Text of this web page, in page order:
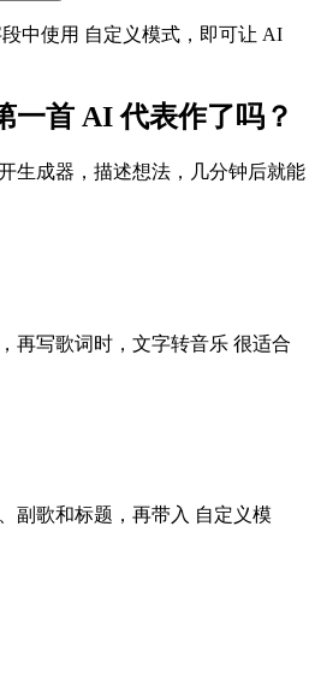
段中使用 自定义模式，即可让 AI
一首 AI 代表作了吗？
生成器，描述想法，几分钟后就能
再写歌词时，文字转音乐 很适合
副歌和标题，再带入 自定义模